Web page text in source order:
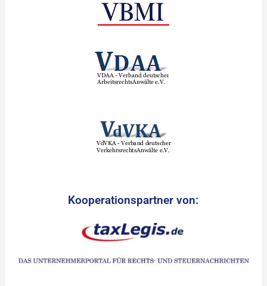
Kooperationspartner von: